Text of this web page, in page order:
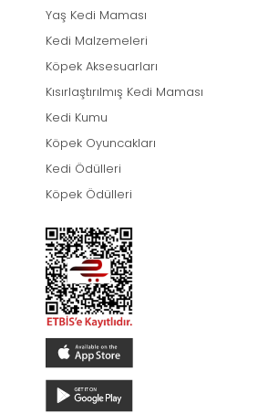
Yaş Kedi Maması
Kedi Malzemeleri
Köpek Aksesuarları
Kısırlaştırılmış Kedi Maması
Kedi Kumu
Köpek Oyuncakları
Kedi Ödülleri
Köpek Ödülleri